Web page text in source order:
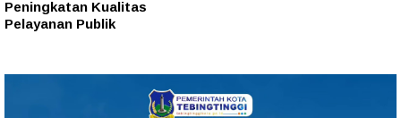
Peningkatan Kualitas
Pelayanan Publik